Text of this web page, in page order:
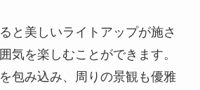
と美しいライトアップが施さ
気を楽しむことができます。
包み込み、周りの景観も優雅